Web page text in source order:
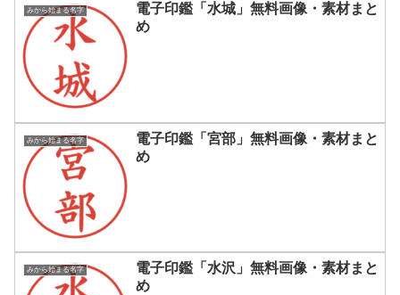
みから始まる名字
電子印鑑「水城」無料画像・素材まと
め
みから始まる名字
電子印鑑「宮部」無料画像・素材まと
め
みから始まる名字
電子印鑑「水沢」無料画像・素材まと
め